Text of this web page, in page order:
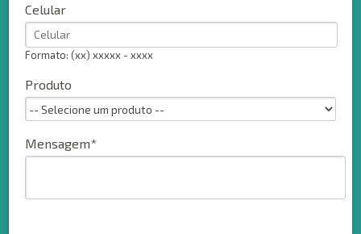
Celular
Formato: (xx) xxxxx - xxxx
Produto
Mensagem